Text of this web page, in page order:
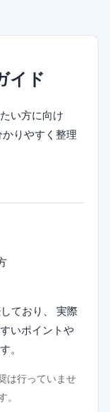
イド
い方に向け
かりやすく整理
ており、 実際
いポイントや
。
は行っていませ
。